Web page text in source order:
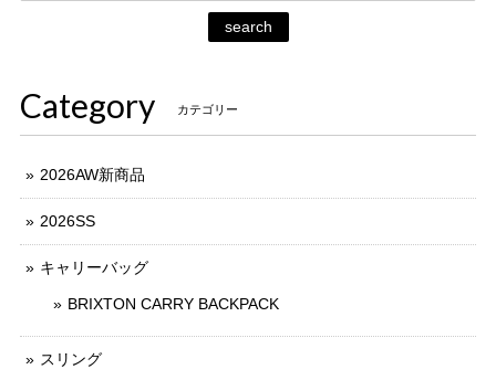
search
Category カテゴリー
2026AW新商品
2026SS
キャリーバッグ
BRIXTON CARRY BACKPACK
スリング